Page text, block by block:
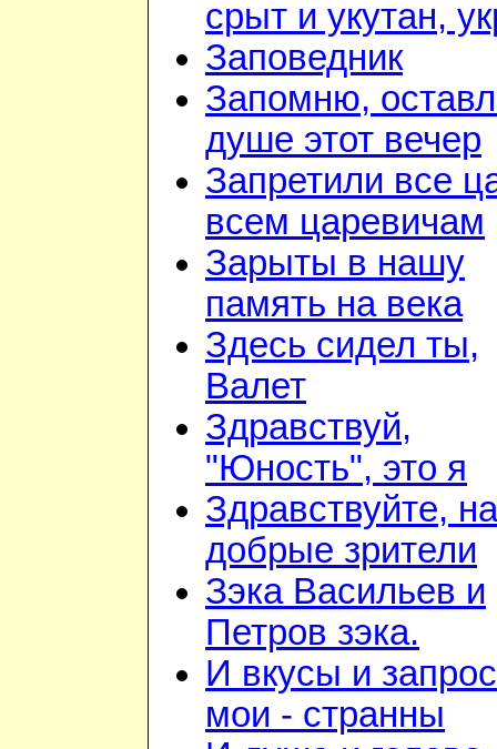
срыт и укутан,
Заповедник
Запомню,
душе этот вечер
Запретили все
всем царевичам
Зарыты в нашу
память на века
Здесь сидел ты,
Валет
Здравствуй,
"Юность", это я
Здравствуйте,
добрые зрители
Зэка Васильев и
Петров зэка.
И вкусы и
мои - странны